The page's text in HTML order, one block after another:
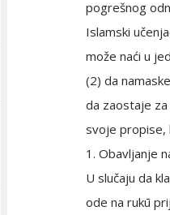
pogrešnog
Islamski
može naći u
(2) da
da zaostaje za
svoje propise,
1. Obavljanje
U slučaju da
ode na rukū